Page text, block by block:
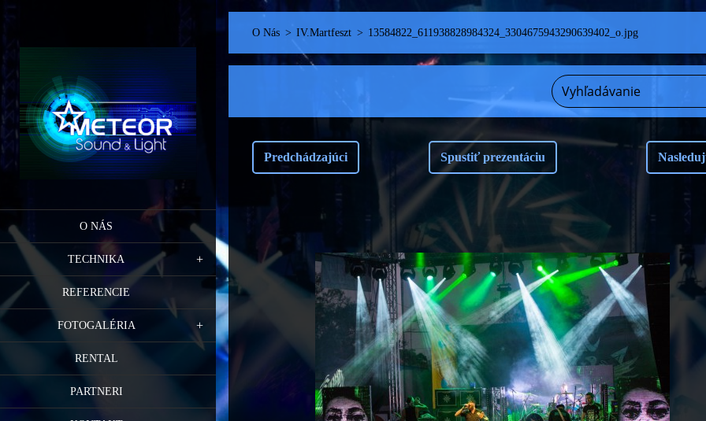
O NÁS
TECHNIKA
REFERENCIE
FOTOGALÉRIA
RENTAL
PARTNERI
O Nás > IV.Martfeszt > 13584822_611938828984324_3304675943290639402_o.jpg
Predchádzajúci Spustiť prezentáciu